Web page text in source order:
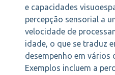
e capacidades
percepção sensorial a
velocidade de
idade, o que se traduz
desempenho em
Exemplos incluem a